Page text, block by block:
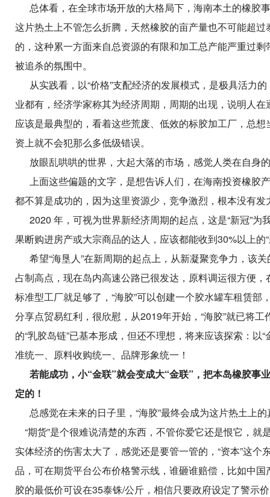
总体看，在全球市场开放的大格局下，海南本土的橡胶
这片热土上不管怎么折腾，天然橡胶的亩产量也不可能超
的，这种累一方面来自总资源的有限和加工总产能严重过
被追杀的氛围中。
从实践看，以“价格”支配经济的发展模式，是极具活力
业都有，经济学家称其为经济周期，周期的出现，说明人
应该是最典型的，看着这些荒废、低效的标胶加工厂，总
资上就不会犯那么多低级错误。
放眼乱哄哄的世界，大起大落的市场，感觉人类在自身
上面这些偏题的文字，是想告诉人们，在海南投资橡胶
都不算是成功的，因为这里资源少，竞争激烈 ， 根本没有发
2020 年，可视为世界新经济周期的起点，这是“新冠”为
果断购进房产或大宗商品的达人，应该都能收到30%以上
希望“海垦人”在新周期的起点上，从新凝聚竞争力，该
占制高点，现在岛内高速公路已很发达，原料调运很方便
标准型工厂就足够了，“海胶”可以创建一个胶水罐车租赁
分享点贸易红利，很欣慰，从2019年开始，“海胶”就已将
的“乳胶岛链”已基本形成，但还不理想，将来应该探索：以
准统一、原料收购统一、品牌形象统一！
若能成功，小“金联”就会变成大“金联” ， 把本岛橡胶事
定的！
总感觉在未来的日子里，“海胶”最终会成为这片热土上
“期货”是个很难说清楚的东西，不管你爱它还是恨它，
实体经济的伤害太大了，感觉还是要管一管的，“资本”这
品，可在期货平台公布价格警示线，谁砸谁赔偿，比如中
胶的最低价可设在35泰铢/公斤，相信只要政府设定了警示